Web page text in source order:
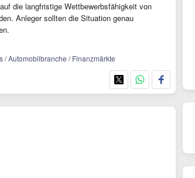
die langfristige Wettbewerbsfähigkeit von
Anleger sollten die Situation genau
/ Automobilbranche / Finanzmärkte